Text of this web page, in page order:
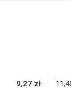
9,27 zł